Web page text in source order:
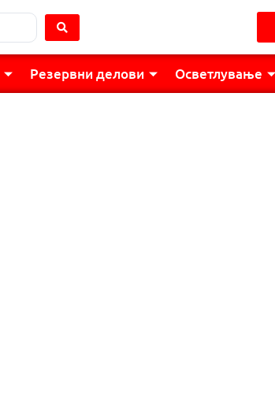
Резервни делови Осветлување